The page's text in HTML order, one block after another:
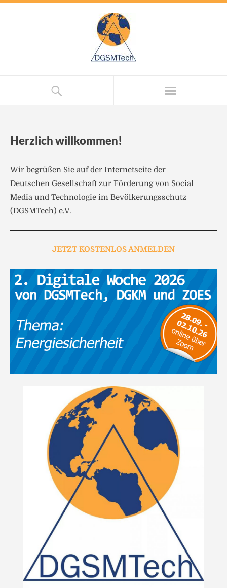
Herzlich willkommen!
Wir begrüßen Sie auf der Internetseite der
Deutschen Gesellschaft zur Förderung von Social
Media und Technologie im Bevölkerungsschutz
(DGSMTech) e.V.
JETZT KOSTENLOS ANMELDEN